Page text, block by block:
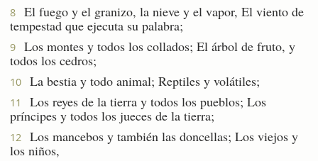
8
El fuego y el granizo, la nieve y el vapor, El viento de
tempestad que ejecuta su palabra;
9
Los montes y todos los collados; El árbol de fruto, y
todos los cedros;
10 La bestia y todo animal; Reptiles y volátiles;
11
Los reyes de la tierra y todos los pueblos; Los
príncipes y todos los jueces de la tierra;
12
Los mancebos y también las doncellas; Los viejos y
los niños,